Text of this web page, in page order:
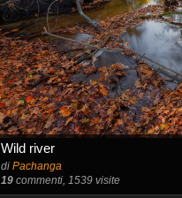
Wild river
diPachanga
19 commenti, 1539 visite